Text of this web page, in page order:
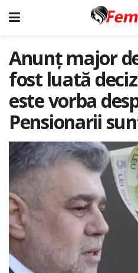
Anunț major
fost luată
este vorba
Pensionarii